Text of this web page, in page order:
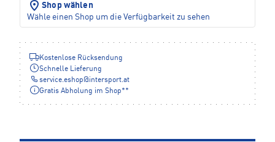
Shop wählen
Wähle einen Shop um die Verfügbarkeit zu sehen
Kostenlose Rücksendung
Schnelle Lieferung
service.eshop@intersport.at
Gratis Abholung im Shop**